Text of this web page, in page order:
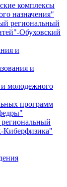
комплексы
назначения"
региональный
Обуховский
и
и
молодежного
программ
Киберфизика"